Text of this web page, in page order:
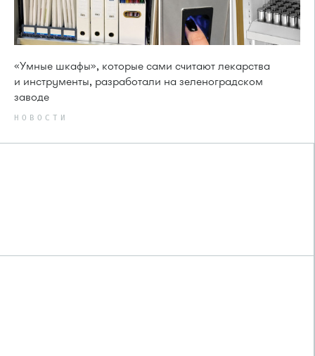
«Умные шкафы», которые сами считают лекарства
и инструменты, разработали на зеленоградском
заводе
НОВОСТИ